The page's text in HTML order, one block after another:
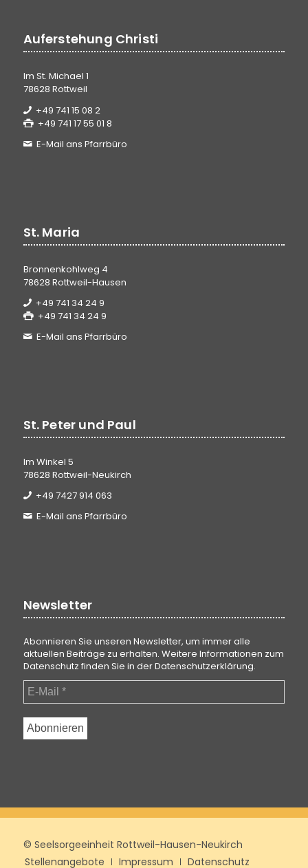
Auferstehung Christi
Im St. Michael 1
78628 Rottweil
+49 741 15 08 2
+49 741 17 55 01 8
E-Mail ans Pfarrbüro
St. Maria
Bronnenkohlweg 4
78628 Rottweil-Hausen
+49 741 34 24 9
+49 741 34 24 9
E-Mail ans Pfarrbüro
St. Peter und Paul
Im Winkel 5
78628 Rottweil-Neukirch
+49 7427 914 063
E-Mail ans Pfarrbüro
Newsletter
Abonnieren Sie unseren Newsletter, um immer alle
aktuellen Beiträge zu erhalten. Weitere Informationen zum
Datenschutz finden Sie in derDatenschutzerklärung.
© Seelsorgeeinheit Rottweil-Hausen-Neukirch
Stellenangebote
Impressum Datenschutz